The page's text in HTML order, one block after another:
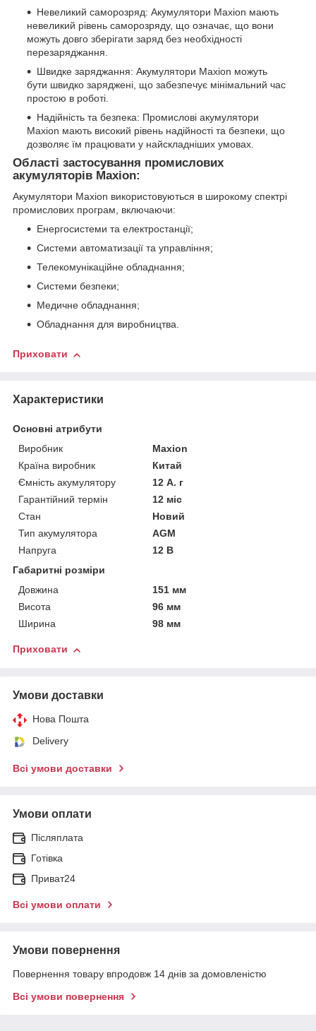
Невеликий саморозряд: Акумулятори Maxion мають
невеликий рівень саморозряду, що означає, що вони
можуть довго зберігати заряд без необхідності
перезаряджання.
Швидке заряджання: Акумулятори Maxion можуть
бути швидко заряджені, що забезпечує мінімальний час
простою в роботі.
Надійність та безпека: Промислові акумулятори
Maxion мають високий рівень надійності та безпеки, що
дозволяє їм працювати у найскладніших умовах.
Області застосування промислових
акумуляторів Maxion:
Акумулятори Maxion використовуються в широкому спектрі
промислових програм, включаючи:
Енергосистеми та електростанції;
Системи автоматизації та управління;
Телекомунікаційне обладнання;
Системи безпеки;
Медичне обладнання;
Обладнання для виробництва.
Приховати
Характеристики
Основні атрибути
Виробник
Maxion
Країна виробник
Китай
Ємність акумулятору
12 А. г
Гарантійний термін
12 міс
Стан
Новий
Тип акумулятора
AGM
Напруга
12 В
Габаритні розміри
Довжина
151 мм
Висота
96 мм
Ширина
98 мм
Приховати
Умови доставки
Нова Пошта
Delivery
Всі умови доставки
Умови оплати
Післяплата
Готівка
Приват24
Всі умови оплати
Умови повернення
Повернення товару впродовж 14 днів за домовленістю
Всі умови повернення